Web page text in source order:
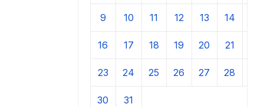
9 10 11 12 13 14
16 17 18 19 20 21
23 24 25 26 27 28
30 31